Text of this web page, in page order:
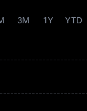
3M 1Y YTD